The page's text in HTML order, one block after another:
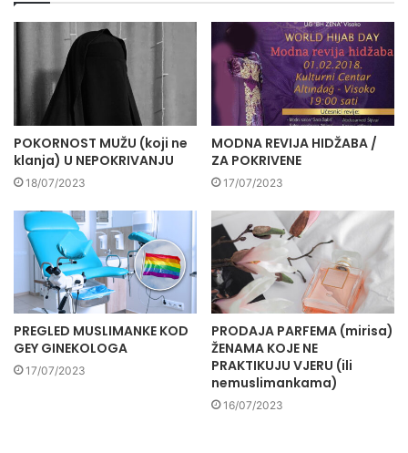
POKORNOST MUŽU (koji ne
klanja) U NEPOKRIVANJU
18/07/2023
MODNA REVIJA HIDŽABA /
ZA POKRIVENE
17/07/2023
PREGLED MUSLIMANKE KOD
GEY GINEKOLOGA
17/07/2023
PRODAJA PARFEMA (mirisa)
ŽENAMA KOJE NE
PRAKTIKUJU VJERU (ili
nemuslimankama)
16/07/2023